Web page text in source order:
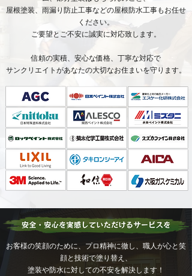
屋根塗装、雨漏り防止工事などの屋根防水工事もお任せ
ください。
ご要望とご不安に誠実に対応致します。
​信頼の実積、安心な価格、丁寧な対応で
サンクリエイトがあなたの大切なお住まいを守ります。
お客様の笑顔のために、プロ精神に徹し、職人が心と笑
顔と技術で塗り替え、
塗装や防水に対しての不安を解決します！